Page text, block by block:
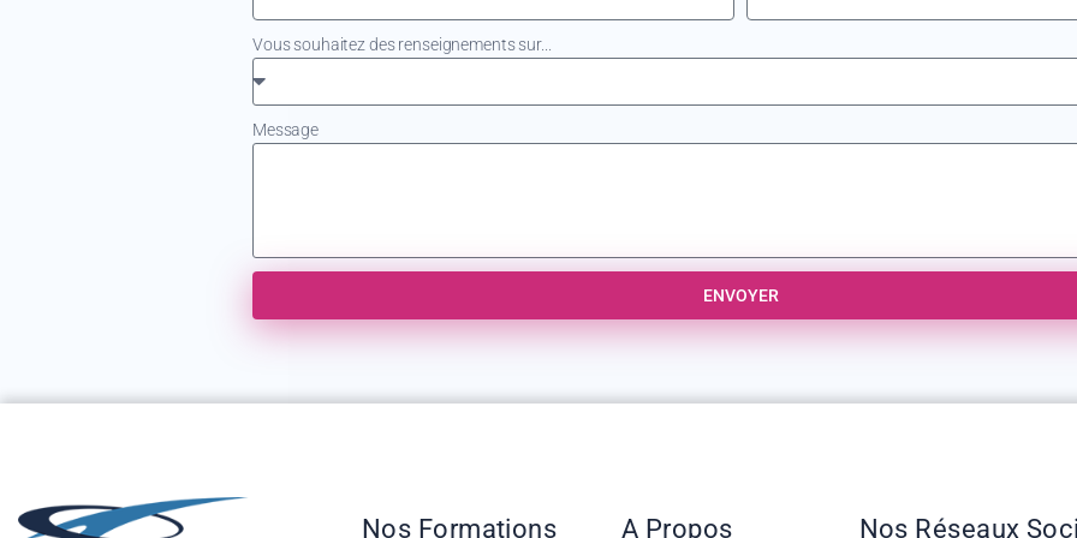
Vous souhaitez des renseignements sur...
Message
ENVOYER
Nos Formations A Propos Nos Réseaux